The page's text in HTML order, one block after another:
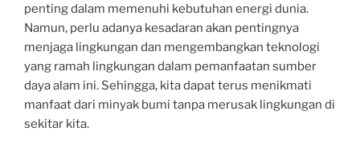
penting dalam memenuhi kebutuhan energi dunia.
Namun, perlu adanya kesadaran akan pentingnya
menjaga lingkungan dan mengembangkan teknologi
yang ramah lingkungan dalam pemanfaatan sumber
daya alam ini. Sehingga, kita dapat terus menikmati
manfaat dari minyak bumi tanpa merusak lingkungan di
sekitar kita.